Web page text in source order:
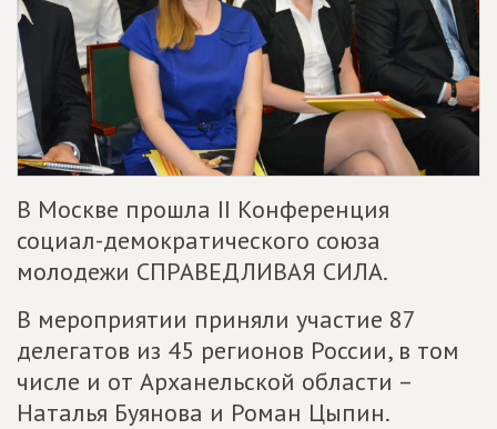
В Москве прошла II Конференция
социал-демократического союза
молодежи СПРАВЕДЛИВАЯ СИЛА.
В мероприятии приняли участие 87
делегатов из 45 регионов России, в том
числе и от Арханельской области –
Наталья Буянова и Роман Цыпин.